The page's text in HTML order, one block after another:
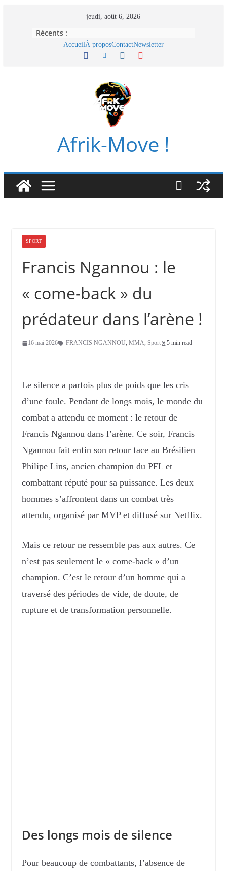
jeudi, août 6, 2026
Récents :
AccueilÀ proposContactNewsletter
Afrik-Move !
SPORT
Francis Ngannou : le
« come-back » du
prédateur dans l’arène !
16 mai 2026 FRANCIS NGANNOU, MMA, Sport 5 min read
Le silence a parfois plus de poids que les cris
d’une foule. Pendant de longs mois, le monde du
combat a attendu ce moment : le retour de
Francis Ngannou dans l’arène. Ce soir, Francis
Ngannou fait enfin son retour face au Brésilien
Philipe Lins, ancien champion du PFL et
combattant réputé pour sa puissance. Les deux
hommes s’affrontent dans un combat très
attendu, organisé par MVP et diffusé sur Netflix.
Mais ce retour ne ressemble pas aux autres. Ce
n’est pas seulement le « come-back » d’un
champion. C’est le retour d’un homme qui a
traversé des périodes de vide, de doute, de
rupture et de transformation personnelle.
Des longs mois de silence
Pour beaucoup de combattants, l’absence de